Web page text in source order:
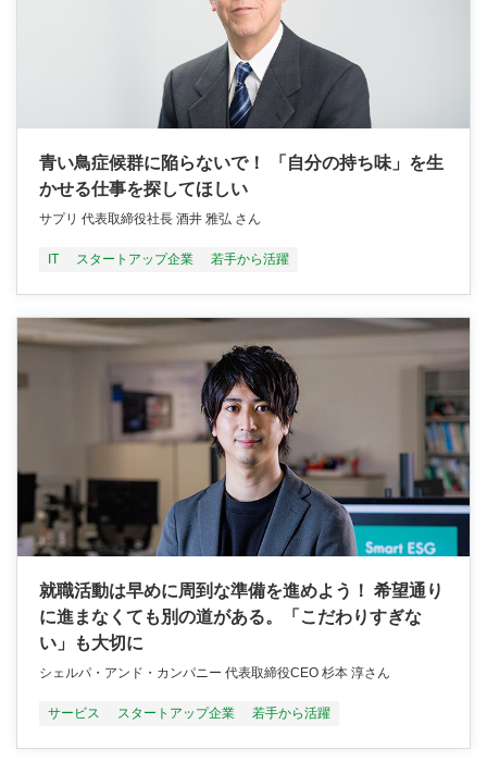
青い鳥症候群に陥らないで！ 「自分の持ち味」を生
かせる仕事を探してほしい
サプリ 代表取締役社長 酒井 雅弘 さん
IT スタートアップ企業 若手から活躍
就職活動は早めに周到な準備を進めよう！ 希望通り
に進まなくても別の道がある。「こだわりすぎな
い」も大切に
シェルパ・アンド・カンパニー 代表取締役CEO 杉本 淳さん
サービス スタートアップ企業 若手から活躍